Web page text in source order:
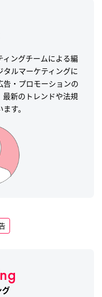
ングチームによる編
ルマーケティングに
・プロモーションの
最新のトレンドや法規
す。
グ